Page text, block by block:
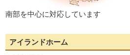
南部を中心に対応しています
アイランドホーム